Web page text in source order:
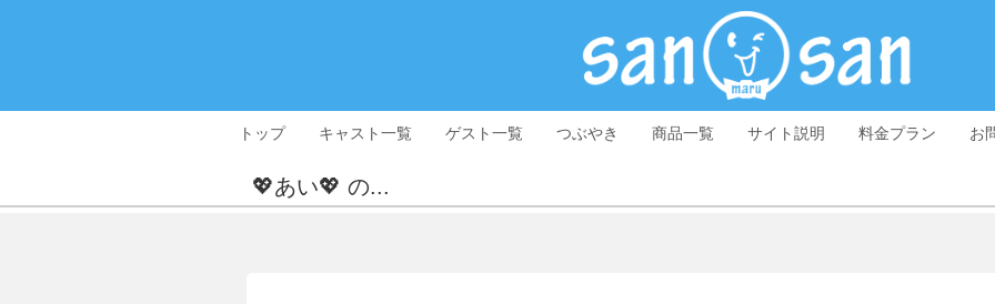
トップ キャスト一覧 ゲスト一覧 つぶやき 商品一覧 サイト説明 料金プラン お
💖あい💖 の...